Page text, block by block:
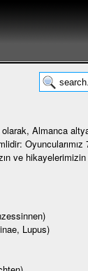
olarak, Almanca
Oyuncularımız
ve hikayelerimizin
Lupus)